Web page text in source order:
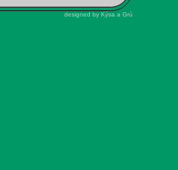
designed by Kýsa a Grú